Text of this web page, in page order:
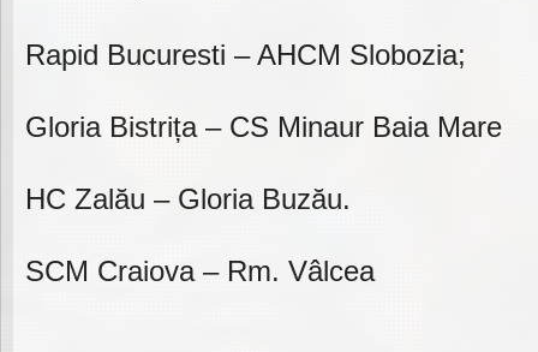
Rapid Bucuresti – AHCM Slobozia;
Gloria Bistrița – CS Minaur Baia Mare
HC Zalău – Gloria Buzău.
SCM Craiova – Rm. Vâlcea